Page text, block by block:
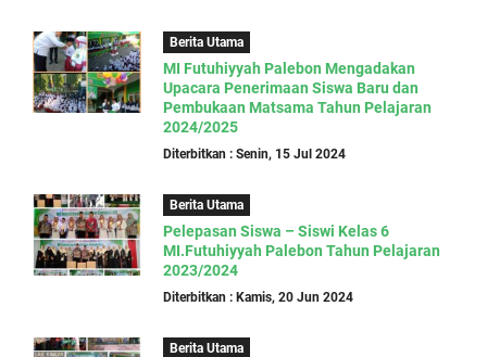
Berita Utama
MI Futuhiyyah Palebon Mengadakan
Upacara Penerimaan Siswa Baru dan
Pembukaan Matsama Tahun Pelajaran
2024/2025
Diterbitkan : Senin, 15 Jul 2024
Berita Utama
Pelepasan Siswa – Siswi Kelas 6
MI.Futuhiyyah Palebon Tahun Pelajaran
2023/2024
Diterbitkan : Kamis, 20 Jun 2024
Berita Utama